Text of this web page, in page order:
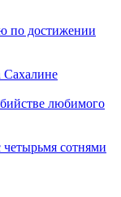
по достижении
Сахалине
любимого
сотнями